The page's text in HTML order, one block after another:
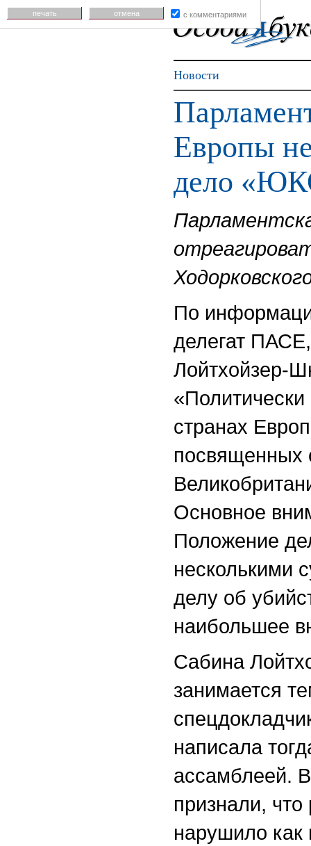
Новости
Европы
дело
По
делегат
Лойтхойзер-
странах
посвященных
Основное
Положение
несколькими
делу об
наибольшее
Сабина
занимается
написала
ассамблеей.
признали,
нарушило
печать отмена с комментариями